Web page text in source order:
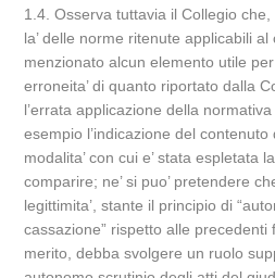
1.4. Osserva tuttavia il Collegio
la’ delle norme ritenute applicabili
menzionato alcun elemento utile
erroneita’ di quanto riportato dalla
l’errata applicazione della
esempio l’indicazione del contenuto
modalita’ con cui e’ stata espletata
comparire; ne’ si puo’ pretendere
legittimita’, stante il principio di
cassazione” rispetto alle precedenti
merito, debba svolgere un ruolo